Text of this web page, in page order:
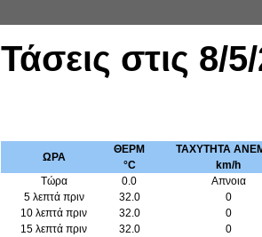
Τάσεις στις 8/
ΩΡΑ
ΘΕΡΜ
°C
ΤΑΧΥΤΗΤΑ
km/h
Τώρα
0.0
Απνοια
5 λεπτά πριν
32.0
0
10 λεπτά πριν
32.0
0
15 λεπτά πριν
32.0
0